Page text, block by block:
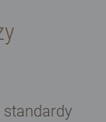
standardy